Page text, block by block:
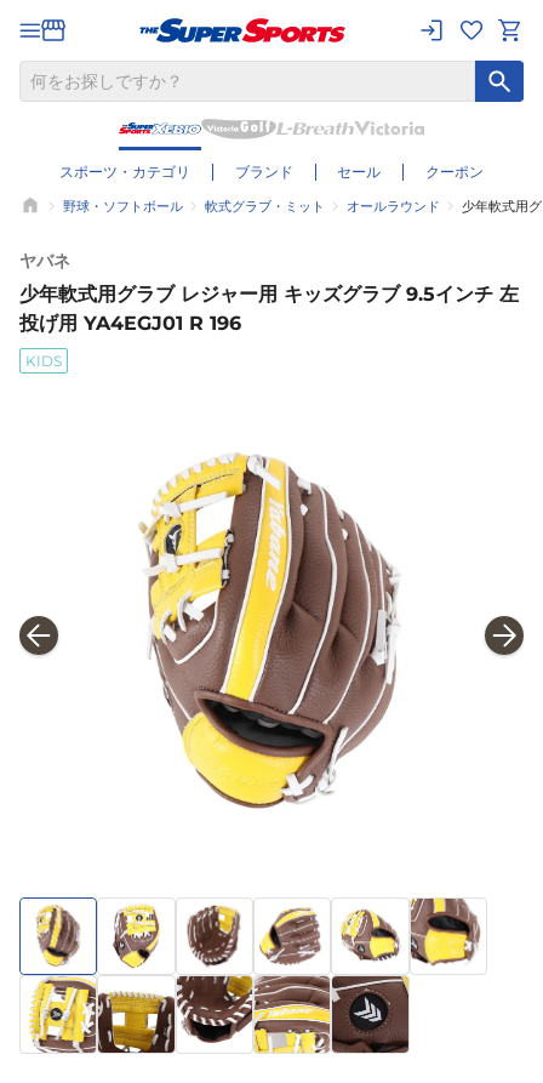
スポーツ・カテゴリ ブランド セール クーポン
野球・ソフトボール 軟式グラブ・ミット オールラウンド 少年軟式用
ヤバネ
少年軟式用グラブ レジャー用 キッズグラブ 9.5インチ 左
投げ用 YA4EGJ01 R 196
KIDS